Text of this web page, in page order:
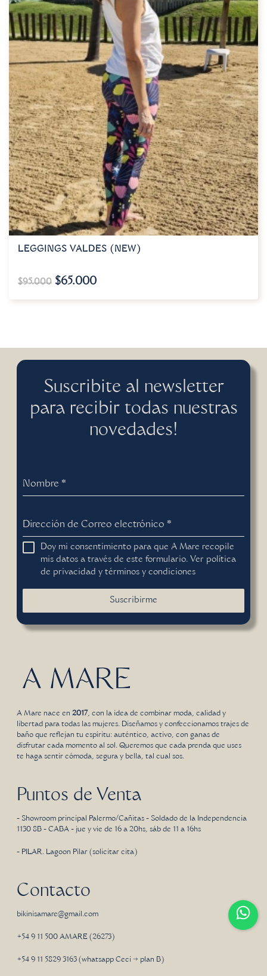
LEGGINGS VALDES (NEW)
$95.000 $65.000
Suscribite al newsletter
para recibir todas nuestras
novedades!
Nombre *
Dirección de Correo electrónico *
Doy mi consentimiento para que A Mare recopile
mis datos a través de este formulario. Ver política
de privacidad ytérminos y condiciones
Suscribirme
A Mare nace en2017, con la idea de combinar moda, calidad y
libertad para todas las mujeres. Diseñamos y confeccionamos trajes de
baño que reflejan tu espíritu: auténtico, activo, con ganas de
disfrutar cada momento al sol. Queremos que cada prenda que uses
te haga sentir cómoda, segura y bella, tal cual sos.
Puntos de Venta
- Showroom principal Palermo/Cañitas - Soldado de la Independencia
1130 8B - CABA - jue y vie de 16 a 20hs, sáb de 11 a 16hs
- PILAR. Lagoon Pilar (solicitar cita)
Contacto
bikinisamare@gmail.com
+54 9 11 500 AMARE (26273)
+54 9 11 5829 3163 (whatsapp Ceci → plan B)